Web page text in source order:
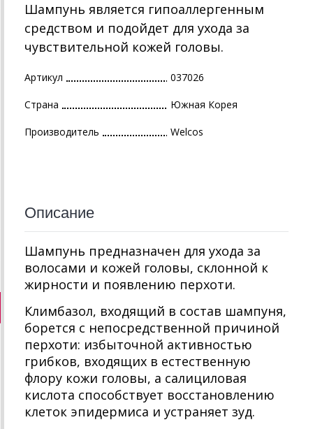
Шампунь является гипоаллергенным
средством и подойдет для ухода за
чувствительной кожей головы.
Артикул 037026
Страна Южная Корея
Производитель Welcos
Описание
Шампунь предназначен для ухода за
волосами и кожей головы, склонной к
жирности и появлению перхоти.
Климбазол, входящий в состав шампуня,
борется с непосредственной причиной
перхоти: избыточной активностью
грибков, входящих в естественную
флору кожи головы, а салициловая
кислота способствует восстановлению
клеток эпидермиса и устраняет зуд.